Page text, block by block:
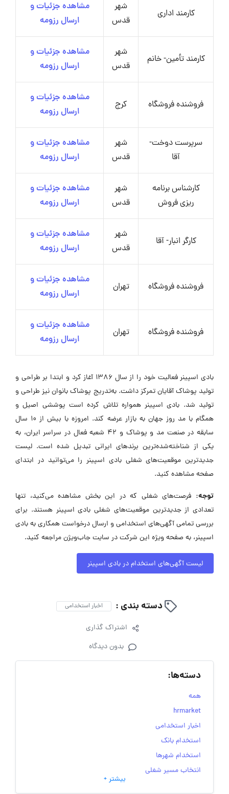
کارمند اداری
شهر
قدس
مشاهده جزئیات و
ارسال رزومه
کارمند تأمین- خانم
شهر
قدس
مشاهده جزئیات و
ارسال رزومه
فروشنده فروشگاه کرج
مشاهده جزئیات و
ارسال رزومه
سرپرست دوخت-
آقا
شهر
قدس
مشاهده جزئیات و
ارسال رزومه
کارشناس برنامه
ریزی فروش
شهر
قدس
مشاهده جزئیات و
ارسال رزومه
کارگر انبار- آقا
شهر
قدس
مشاهده جزئیات و
ارسال رزومه
فروشنده فروشگاه تهران
مشاهده جزئیات و
ارسال رزومه
فروشنده فروشگاه تهران
مشاهده جزئیات و
ارسال رزومه
بادی اسپینر فعالیت خود را از سال ۱۳۸۶ آغاز کرد و ابتدا بر طراحی و
تولید پوشاک آقایان تمرکز داشت. به‌تدریج پوشاک بانوان نیز طراحی و
تولید شد. بادی اسپینر همواره تلاش کرده است پوششی اصیل و
همگام با مد روز جهان به بازار عرضه کند. امروزه با بیش از ۱۰ سال
سابقه در صنعت مد و پوشاک و ۴۲ شعبه فعال در سراسر ایران، به
یکی از شناخته‌شده‌ترین برندهای ایرانی تبدیل شده است. لیست
جدیدترین موقعیت‌های شغلی بادی اسپینر را می‌توانید در ابتدای
صفحه مشاهده کنید.
توجه: فرصت‌های شغلی که در این بخش مشاهده می‌کنید، تنها
تعدادی از جدیدترین موقعیت‌های شغلی بادی اسپینر هستند. برای
بررسی تمامی آگهی‌های استخدامی و ارسال درخواست همکاری به بادی
اسپینر، به صفحه ویژه این شرکت در سایت جاب‌ویژن مراجعه کنید.
لیست آگهی‌های استخدام در بادی اسپینر
دسته بندی : اخبار استخدامی
اشتراک گذاری
بدون دیدگاه
دسته‌ها:
همه
hrmarket
اخبار استخدامی
استخدام بانک
استخدام شهرها
انتخاب مسیر شغلی
به‌روزرسانی‌های سایت (کارجویی)
بیشتر +